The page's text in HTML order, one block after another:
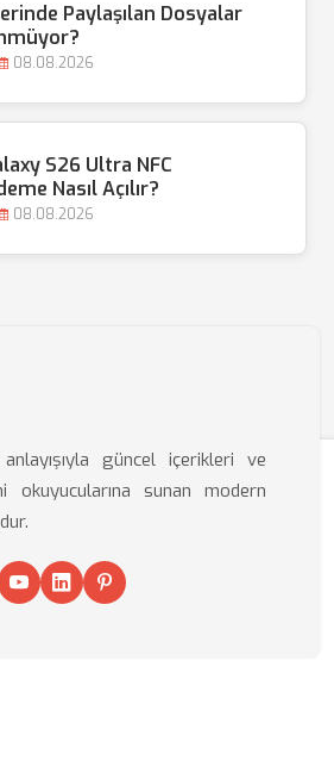
Paylaşılan Dosyalar
08.08.2026
S26 Ultra NFC
Nasıl Açılır?
08.08.2026
anlayışıyla güncel içerikleri ve
okuyucularına sunan modern